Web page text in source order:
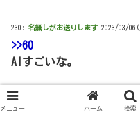
230: 名無しがお送りします 2023/03/
>>60
AIすごいな。
236: 名無しがお送りします 2023/03/
>>60
メニュー ホーム 検索